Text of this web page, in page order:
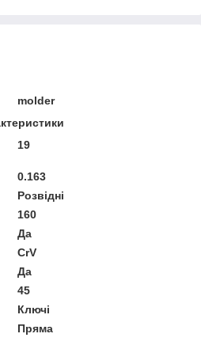
molder
19
0.163
Розвідні
160
Да
CrV
Да
45
Ключі
Пряма